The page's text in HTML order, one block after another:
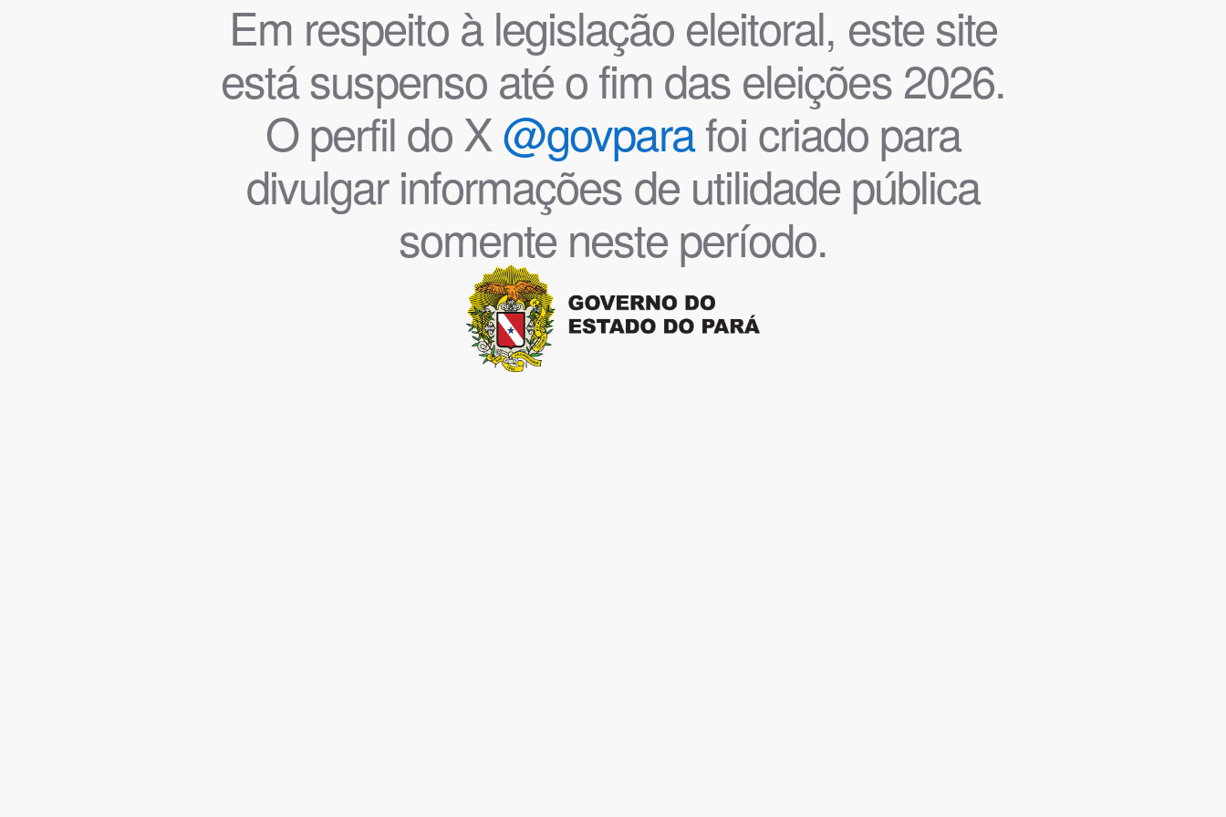
Em respeito à legislação eleitoral, este site
está suspenso até o fim das eleições 2026.
O perfil do X@govparafoi criado para
divulgar informações de utilidade pública
somente neste período.